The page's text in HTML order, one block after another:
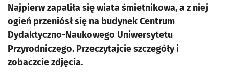
Najpierw zapaliła się wiata śmietnikowa, a z niej
ogień przeniósł się na budynek Centrum
Dydaktyczno-Naukowego Uniwersytetu
Przyrodniczego. Przeczytajcie szczegóły i
zobaczcie zdjęcia.